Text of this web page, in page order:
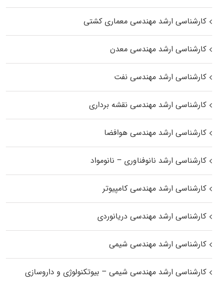
کارشناسی ارشد مهندسی معماری کشتی
کارشناسی ارشد مهندسی معدن
کارشناسی ارشد مهندسی نفت
کارشناسی ارشد مهندسی نقشه برداری
کارشناسی ارشد مهندسی هوافضا
کارشناسی ارشد نانوفناوری – نانومواد
کارشناسی ارشد مهندسی کامپیوتر
کارشناسی ارشد مهندسی دریانوردی
کارشناسی ارشد مهندسی شیمی
کارشناسی ارشد مهندسی شیمی – بیوتکنولوژی و داروسازی